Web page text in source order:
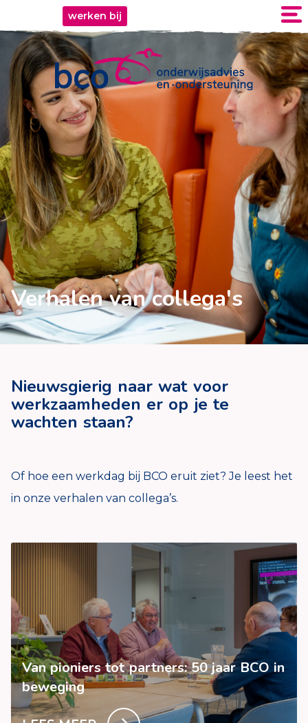
werken bij
Verhalen van collega's
Nieuwsgierig naar wat voor
werkzaamheden er op je te
wachten staan?
Of hoe een werkdag bij BCO eruit ziet? Je leest het
in onze verhalen van collega’s.
Van pioniers tot partners: 50 jaar BCO in
beweging